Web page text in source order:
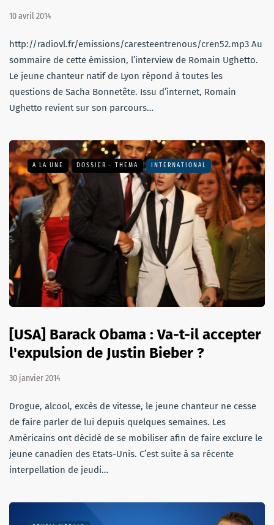
10 avril 2014
http://radiovl.fr/emissions/caresteentrenous/cren52.mp3 Au
sommaire de cette émission, l’interview de Romain Ughetto.
Le jeune chanteur natif de Lyon répond à toutes les
questions de Sacha Bonnetête. Issu d’internet, Romain
Ughetto revient sur son parcours…
A LA UNE DOSSIER - THEMA INTERNATIONAL
[USA] Barack Obama : Va-t-il accepter
l'expulsion de Justin Bieber ?
30 janvier 2014
Drogue, alcool, excès de vitesse, le jeune chanteur ne cesse
de faire parler de lui depuis quelques semaines. Les
Américains ont décidé de se mobiliser afin de faire exclure le
jeune canadien des Etats-Unis. C’est suite à sa récente
interpellation de jeudi…